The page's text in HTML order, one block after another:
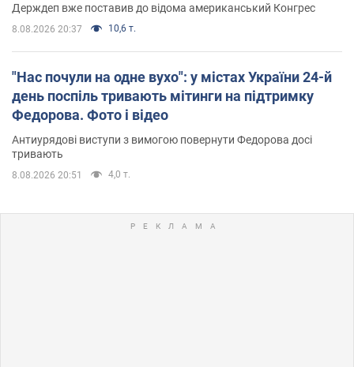
Держдеп вже поставив до відома американський Конгрес
8.08.2026 20:37 10,6 т.
"Нас почули на одне вухо": у містах України 24-й
день поспіль тривають мітинги на підтримку
Федорова. Фото і відео
Антиурядові виступи з вимогою повернути Федорова досі
тривають
8.08.2026 20:51 4,0 т.